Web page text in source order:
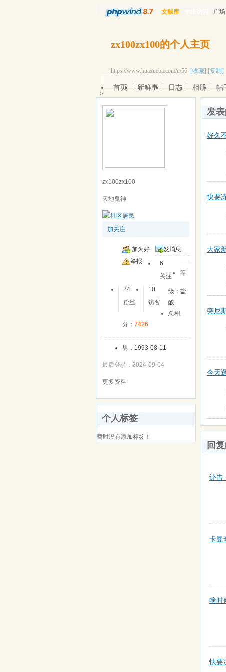
文献库 广场
zx100zx100的个人主页
https://www.huaxueba.com/u/56 [收藏] [复制]
首页 新鲜事 日志 相册 帖
-->
zx100zx100
天地鬼神
加关注
加为好
友
发消息
举报
6
关注
24
粉丝
10
访客
等
级：盐
酸
总积
分： 7426
男，1993-08-11
最后登录：2024-09-04
更多资料
个人标签
暂时没有添加标签！
发
好久
快要
大家
突尼
今天
回
讣告
卡曼
啥时
快要